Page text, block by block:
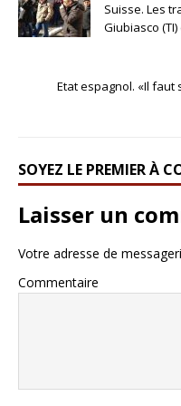
Suisse. Les
Giubiasco
Etat espagnol. «Il
SOYEZ LE PREMIER À
Laisser un
Votre adresse de
Commentaire